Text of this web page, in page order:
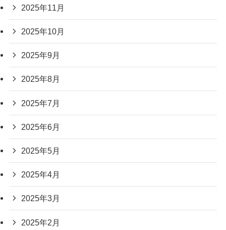
2025年11月
2025年10月
2025年9月
2025年8月
2025年7月
2025年6月
2025年5月
2025年4月
2025年3月
2025年2月